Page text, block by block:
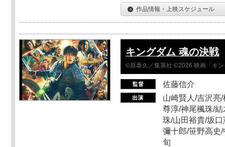
作品情報・上映スケジュール
キングダム 魂の決戦
©原泰久／集英社 ©2026 映画「キ
佐藤信介
山崎賢人/吉沢亮
尊淳/神尾楓珠/
珠/山田裕貴/坂
彌十郎/笹野高史
旬